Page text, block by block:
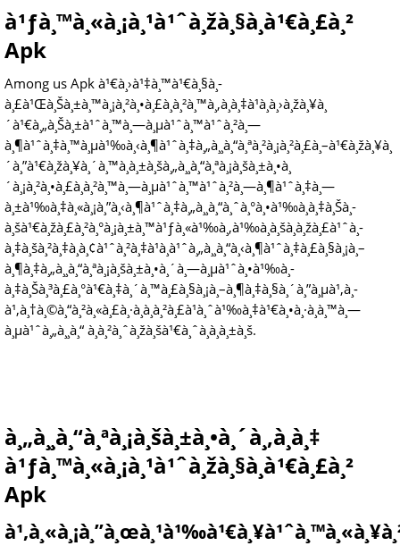
à¹ƒà¸™à¸«à¸¡à¸¹à¹ˆà¸žà¸§à¸à¹€à¸£à¸²
Apk
Among us Apk à¹€à¸›à¹‡à¸™à¹€à¸§à¸­
à¸£à¹Œà¸Šà¸±à¸™à¸¡à¸²à¸•à¸£à¸à¸²à¸™à¸‚à¸­à¸‡à¹à¸­à¸›à¸žà¸¥à¸
´à¹€à¸„à¸Šà¸±à¹ˆà¸™à¸—à¸µà¹ˆà¸™à¹ˆà¸²à¸—
à¸¶à¹ˆà¸‡à¸™à¸µà¹‰à¸‹à¸¶à¹ˆà¸‡à¸„à¸¸à¸“à¸ªà¸²à¸¡à¸²à¸£à¸–à¹€à¸žà¸¥à¸
´à¸”à¹€à¸žà¸¥à¸´à¸™à¸à¸±à¸šà¸„à¸¸à¸“à¸ªà¸¡à¸šà¸±à¸•à¸
´à¸¡à¸²à¸•à¸£à¸à¸²à¸™à¸—à¸µà¹ˆà¸™à¹ˆà¸²à¸—à¸¶à¹ˆà¸‡à¸—
à¸±à¹‰à¸‡à¸«à¸¡à¸”à¸‹à¸¶à¹ˆà¸‡à¸„à¸¸à¸“à¸ˆà¸°à¸•à¹‰à¸­à¸‡à¸Šà¸­
à¸šà¹€à¸žà¸£à¸²à¸°à¸¡à¸±à¸™à¹ƒà¸«à¹‰à¸‚à¹‰à¸­à¸šà¸à¸žà¸£à¹ˆà¸­
à¸‡à¸šà¸²à¸‡à¸­à¸¢à¹ˆà¸²à¸‡à¹à¸à¹ˆà¸„à¸¸à¸“à¸‹à¸¶à¹ˆà¸‡à¸£à¸§à¸¡à¸–
à¸¶à¸‡à¸„à¸¸à¸“à¸ªà¸¡à¸šà¸±à¸•à¸´à¸—à¸µà¹ˆà¸•à¹‰à¸­
à¸‡à¸Šà¸³à¸£à¸°à¹€à¸‡à¸´à¸™à¸£à¸§à¸¡à¸–à¸¶à¸‡à¸§à¸´à¸”à¸µà¹‚à¸­
à¹‚à¸†à¸©à¸“à¸²à¸«à¸£à¸·à¸­à¸à¸²à¸£à¹à¸ˆà¹‰à¸‡à¹€à¸•à¸·à¸­à¸™à¸—
à¸µà¹ˆà¸„à¸¸à¸“ à¸­à¸²à¸ˆà¸žà¸šà¹€à¸ˆà¸­à¸à¸±à¸š.
à¸„à¸¸à¸“à¸ªà¸¡à¸šà¸±à¸•à¸´à¸‚à¸­à¸‡
à¹ƒà¸™à¸«à¸¡à¸¹à¹ˆà¸žà¸§à¸à¹€à¸£à¸²
Apk